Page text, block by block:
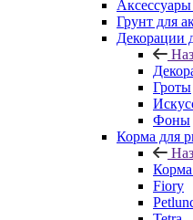
Грунт для
Декорации
Гроты
Фоны
Корма для
Fiory